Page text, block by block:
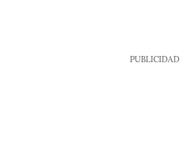
PUBLICIDAD